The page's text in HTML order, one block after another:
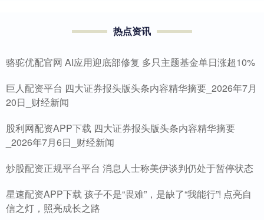
热点资讯
骆驼优配官网 AI应用迎底部修复 多只主题基金单日涨超10%
巨人配资平台 四大证券报头版头条内容精华摘要_2026年7月
20日_财经新闻
股利网配资APP下载 四大证券报头版头条内容精华摘要
_2026年7月6日_财经新闻
炒股配资正规平台平台 消息人士称美伊谈判仍处于暂停状态
星速配资APP下载 孩子不是“畏难”，是缺了“我能行”! 点亮自
信之灯，照亮成长之路